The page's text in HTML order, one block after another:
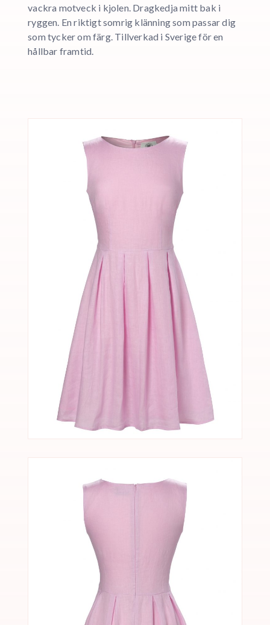
vackra motveck i kjolen. Dragkedja mitt bak i
ryggen. En riktigt somrig klänning som passar dig
som tycker om färg. Tillverkad i Sverige för en
hållbar framtid.